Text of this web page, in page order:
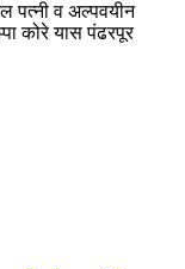
पत्नी व अल्पवयीन
कोरे यास पंढरपूर